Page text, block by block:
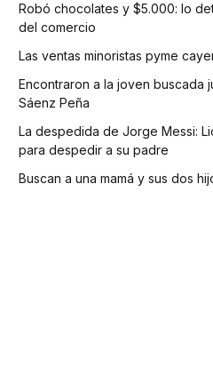
Robó chocolates y $5.000: lo
del comercio
Las ventas minoristas pyme
Encontraron a la joven buscada
Sáenz Peña
La despedida de Jorge Messi:
para despedir a su padre
Buscan a una mamá y sus dos